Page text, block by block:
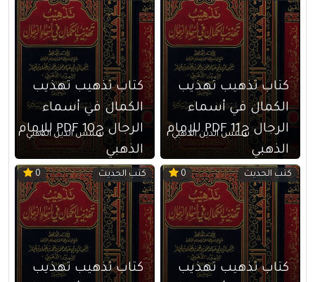
كتاب تذهيب تهذيب
الكمال في أسماء
الرجال ج11 PDF للإمام
الذهبي
شمس الدين الذهبي
كتاب تذهيب تهذيب
الكمال في أسماء
الرجال ج10 PDF للإمام
الذهبي
شمس الدين الذهبي
كتب الحديث 0
كتاب تذهيب تهذيب
كتب الحديث 0
كتاب تذهيب تهذيب